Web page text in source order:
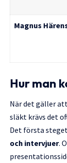
Magnus
Hur man
När det gäller
släkt krävs det
Det första
och intervjuer.